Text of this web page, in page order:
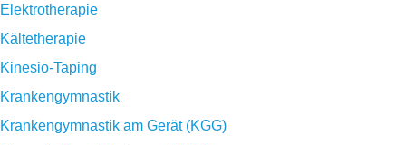
Elektrotherapie
Kältetherapie
Kinesio-Taping
Krankengymnastik
Krankengymnastik am Gerät (KGG)